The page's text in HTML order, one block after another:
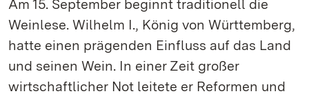
Am 15. September beginnt traditionell die
Weinlese. Wilhelm I., König von Württemberg,
hatte einen prägenden Einfluss auf das Land
und seinen Wein. In einer Zeit großer
wirtschaftlicher Not leitete er Reformen und